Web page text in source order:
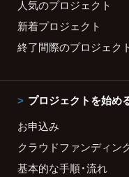
人気のプロジェクト
新着プロジェクト
終了間際のプロジェク
プロジェクトを始め
お申込み
クラウドファンディン
基本的な手順・流れ